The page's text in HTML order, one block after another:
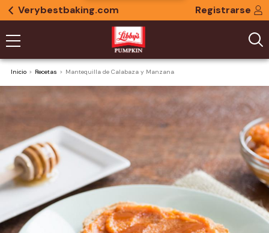
Verybestbaking.com Registrarse
Inicio Recetas Mantequilla de Calabaza y Manzana